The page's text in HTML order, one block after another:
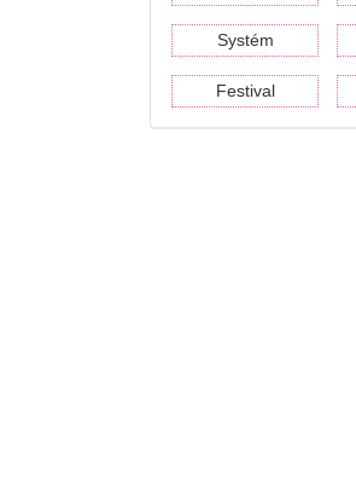
Systém
Festival